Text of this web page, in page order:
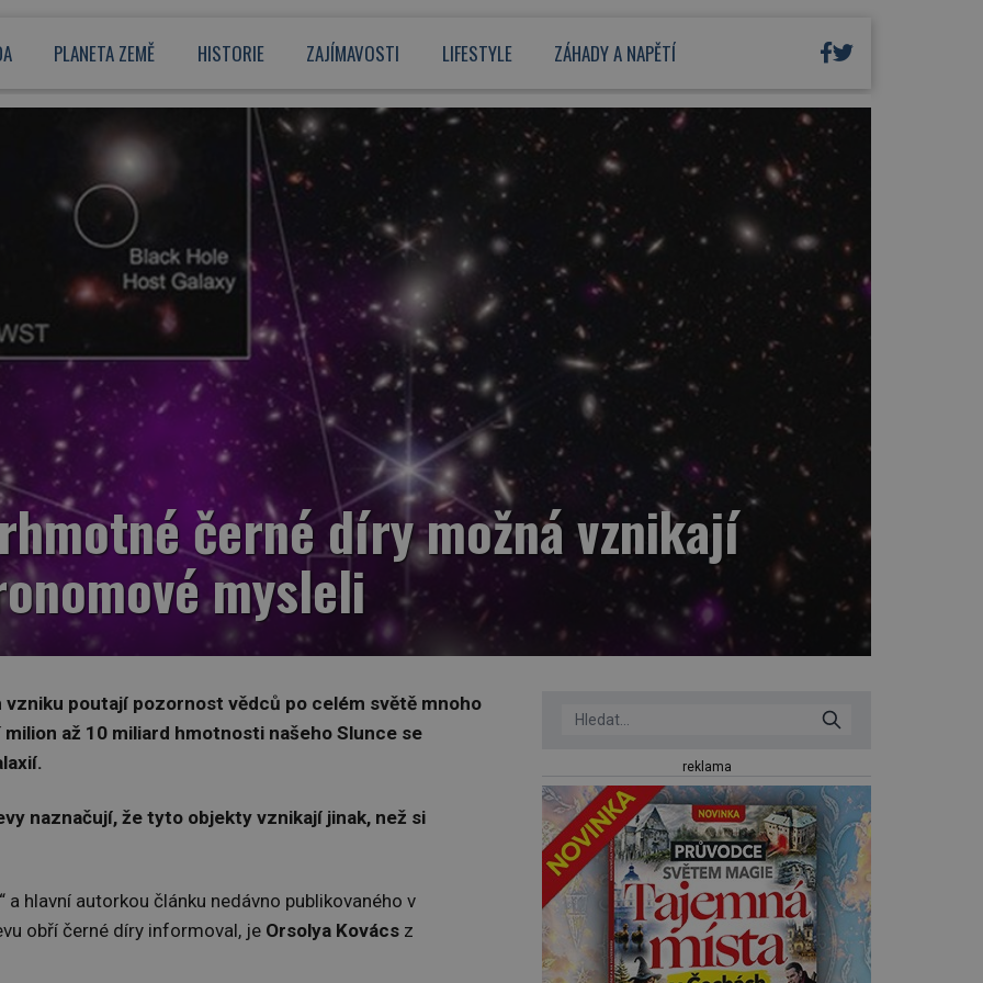
PLANETA ZEMĚ HISTORIE ZAJÍMAVOSTI LIFESTYLE ZÁHADY A NAPĚTÍ
černé díry možná vznikají
mysleli
poutají pozornost vědců po celém světě mnoho
až 10 miliard hmotnosti našeho Slunce se
naznačují, že tyto objekty vznikají jinak, než si
hlavní autorkou článku nedávno publikovaného v
obří černé díry informoval, je Orsolya Kovács z
reklama